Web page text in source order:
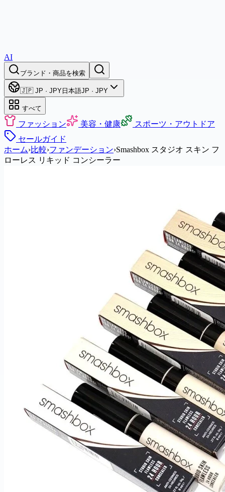
AI
ブランド・商品を検索
🇯🇵 JP · JPY 日本語JP · JPY
すべて
ファッション 美容・健康
スポーツ・アウトドア
セールガイド
ホーム›比較›ファンデーション›Smashbox スタジオ スキン フ
ローレス リキッド コンシーラー